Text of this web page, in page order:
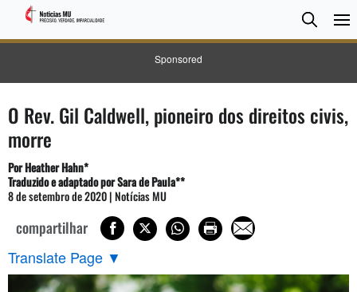
Sponsored
Search
O Rev. Gil Caldwell, pioneiro dos direitos civis,
morre
Por Heather Hahn*
Traduzido e adaptado por Sara de Paula**
8 de setembro de 2020 | Notícias MU
compartilhar
Translate Page ▼